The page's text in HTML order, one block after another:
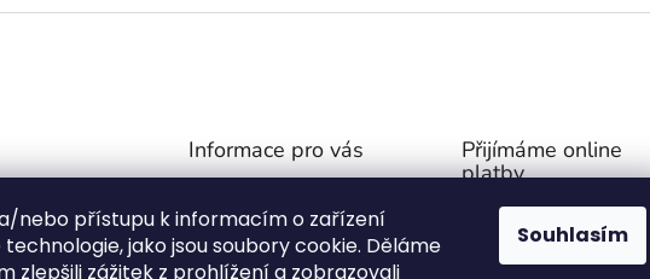
nebo přístupu k informacím o zařízení
jako jsou soubory cookie. Děláme
zlepšili zážitek z prohlížení a zobrazovali
Souhlasím
k
s
u
Informace pro vás
Zásady ochrany soukromí
O NÁS
Přijímáme online
platby